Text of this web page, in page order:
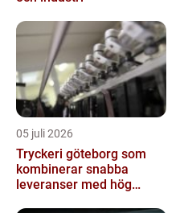
05 juli 2026
Tryckeri göteborg som
kombinerar snabba
leveranser med hög